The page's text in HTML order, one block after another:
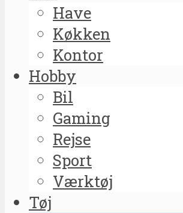
Have
Køkken
Kontor
Hobby
Bil
Gaming
Rejse
Sport
Værktøj
Tøj